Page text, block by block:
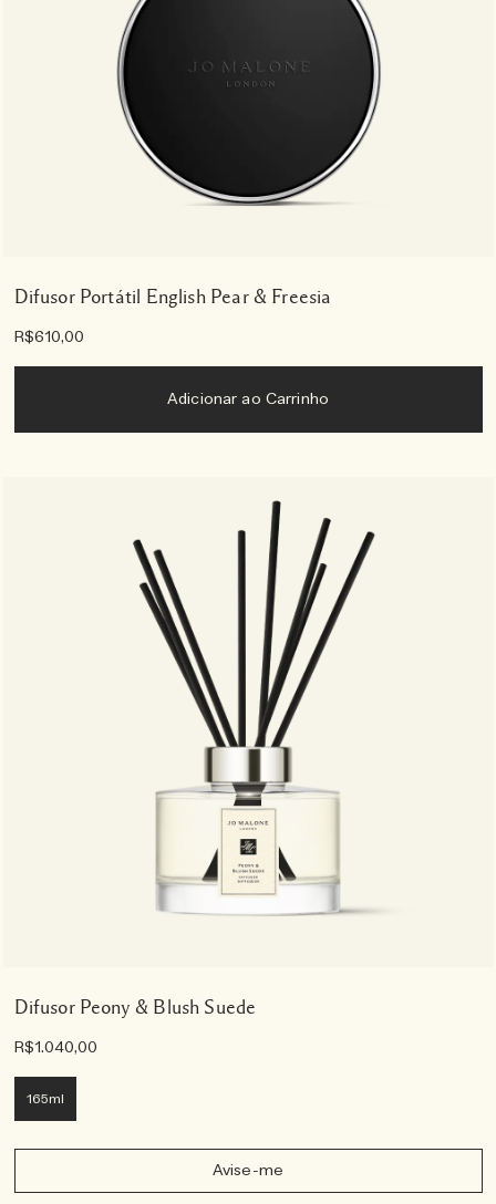
Difusor Portátil English Pear & Freesia
R$610,00
Adicionar ao Carrinho
Difusor Peony & Blush Suede
R$1.040,00
165ml
Avise-me